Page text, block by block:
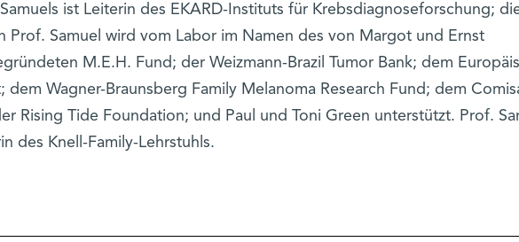
ist Leiterin des EKARD-Instituts für Krebsdiagnoseforschung;
Prof. Samuel wird vom Labor im Namen des von Margot und Ernst
M.E.H. Fund; der Weizmann-Brazil Tumor Bank; dem
dem Wagner-Braunsberg Family Melanoma Research Fund; dem
Rising Tide Foundation; und Paul und Toni Green unterstützt. Prof.
des Knell-Family-Lehrstuhls.